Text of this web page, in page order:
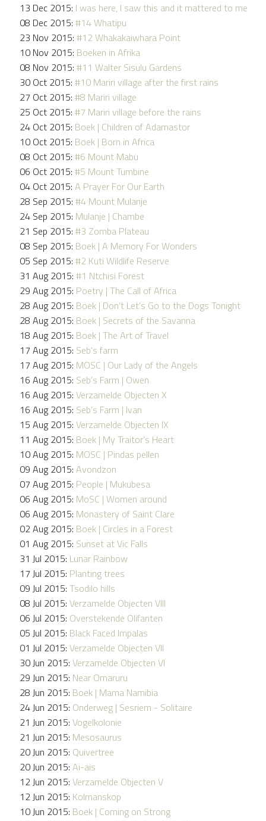
13 Dec 2015: I was here, I saw this and it mattered to me
08 Dec 2015: #14 Whatipu
23 Nov 2015: #12 Whakakaiwhara Point
10 Nov 2015: Boeken in Afrika
08 Nov 2015: #11 Walter Sisulu Gardens
30 Oct 2015: #10 Mariri village after the first rains
27 Oct 2015: #8 Mariri village
25 Oct 2015: #7 Mariri village before the rains
24 Oct 2015: Boek | Children of Adamastor
10 Oct 2015: Boek | Born in Africa
08 Oct 2015: #6 Mount Mabu
06 Oct 2015: #5 Mount Tumbine
04 Oct 2015: A Prayer For Our Earth
28 Sep 2015: #4 Mount Mulanje
24 Sep 2015: Mulanje | Chambe
21 Sep 2015: #3 Zomba Plateau
08 Sep 2015: Boek | A Memory For Wonders
05 Sep 2015: #2 Kuti Wildlife Reserve
31 Aug 2015: #1 Ntchisi Forest
29 Aug 2015: Poetry | The Call of Africa
28 Aug 2015: Boek | Don’t Let’s Go to the Dogs Tonight
28 Aug 2015: Boek | Secrets of the Savanna
18 Aug 2015: Boek | The Art of Travel
17 Aug 2015: Seb’s farm
17 Aug 2015: MOSC | Our Lady of the Angels
16 Aug 2015: Seb’s Farm | Owen
16 Aug 2015: Verzamelde Objecten X
16 Aug 2015: Seb’s Farm | Ivan
15 Aug 2015: Verzamelde Objecten IX
11 Aug 2015: Boek | My Traitor’s Heart
10 Aug 2015: MOSC | Pindas pellen
09 Aug 2015: Avondzon
07 Aug 2015: People | Mukubesa
06 Aug 2015: MoSC | Women around
06 Aug 2015: Monastery of Saint Clare
02 Aug 2015: Boek | Circles in a Forest
01 Aug 2015: Sunset at Vic Falls
31 Jul 2015: Lunar Rainbow
17 Jul 2015: Planting trees
09 Jul 2015: Tsodilo hills
08 Jul 2015: Verzamelde Objecten VIII
06 Jul 2015: Overstekende Olifanten
05 Jul 2015: Black Faced Impalas
01 Jul 2015: Verzamelde Objecten VII
30 Jun 2015: Verzamelde Objecten VI
29 Jun 2015: Near Omaruru
28 Jun 2015: Boek | Mama Namibia
24 Jun 2015: Onderweg | Sesriem - Solitaire
21 Jun 2015: Vogelkolonie
21 Jun 2015: Mesosaurus
20 Jun 2015: Quivertree
20 Jun 2015: Ai-ais
12 Jun 2015: Verzamelde Objecten V
12 Jun 2015: Kolmanskop
10 Jun 2015: Boek | Coming on Strong